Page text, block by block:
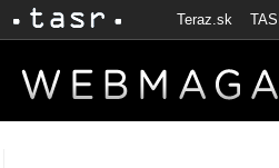
Teraz.sk